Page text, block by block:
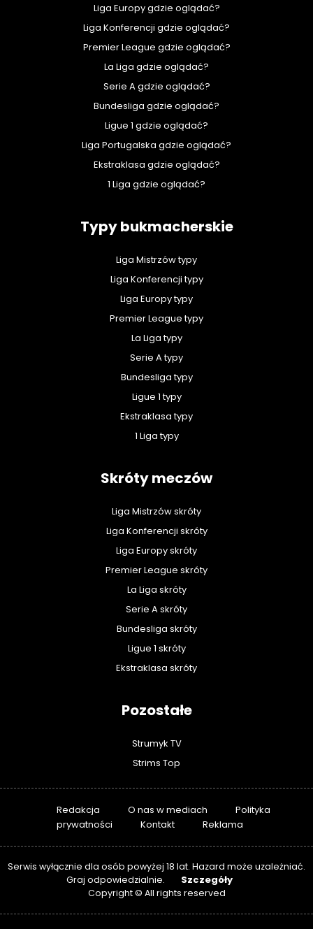
Liga Europy gdzie oglądać?
Liga Konferencji gdzie oglądać?
Premier League gdzie oglądać?
La Liga gdzie oglądać?
Serie A gdzie oglądać?
Bundesliga gdzie oglądać?
Ligue 1 gdzie oglądać?
Liga Portugalska gdzie oglądać?
Ekstraklasa gdzie oglądać?
1 Liga gdzie oglądać?
Typy bukmacherskie
Liga Mistrzów typy
Liga Konferencji typy
Liga Europy typy
Premier League typy
La Liga typy
Serie A typy
Bundesliga typy
Ligue 1 typy
Ekstraklasa typy
1 Liga typy
Skróty meczów
Liga Mistrzów skróty
Liga Konferencji skróty
Liga Europy skróty
Premier League skróty
La Liga skróty
Serie A skróty
Bundesliga skróty
Ligue 1 skróty
Ekstraklasa skróty
Pozostałe
Strumyk TV
Strims Top
Redakcja O nas w mediach
Polityka
prywatności
Kontakt Reklama
Serwis wyłącznie dla osób powyżej 18 lat. Hazard może uzależniać.
Graj odpowiedzialnie.
Szczegóły
Copyright © All rights reserved